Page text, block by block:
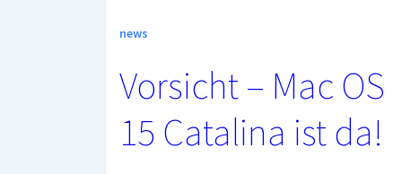
news
Vorsicht – Mac OS
15 Catalina ist da!